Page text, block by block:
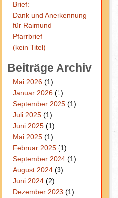
Brief:
Dank und Anerkennung
für Raimund
Pfarrbrief
(kein Titel)
Beiträge Archiv
Mai 2026(1)
Januar 2026(1)
September 2025(1)
Juli 2025(1)
Juni 2025(1)
Mai 2025(1)
Februar 2025(1)
September 2024(1)
August 2024(3)
Juni 2024(2)
Dezember 2023 (1)